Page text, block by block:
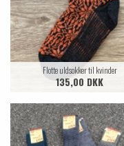
Flotte uldsokker til kvinder
135,00 DKK